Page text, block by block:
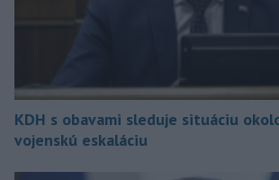
KDH s obavami sleduje situáciu
vojenskú eskaláciu